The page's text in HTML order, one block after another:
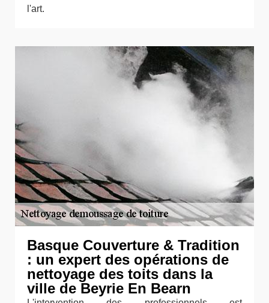
l'art.
Basque Couverture & Tradition
: un expert des opérations de
nettoyage des toits dans la
ville de Beyrie En Bearn